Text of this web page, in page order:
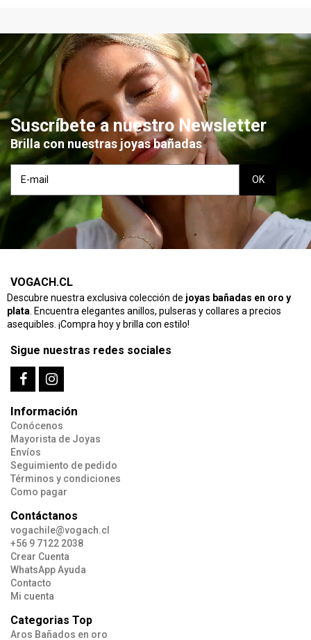
Suscríbete a nuestro Newsletter
Brilla con nuestras joyas bañadas
VOGACH.CL
Descubre nuestra exclusiva colección de joyas bañadas en oro y
plata . Encuentra elegantes anillos, pulseras y collares a precios
asequibles. ¡Compra hoy y brilla con estilo!
Sigue nuestras redes sociales
Información
Conócenos
Mayorista de Joyas
Envíos
Seguimiento de pedido
Términos y condiciones
Como pagar
Contáctanos
vogachile@vogach.cl
+56 9 7122 2038
Crear Cuenta
WhatsApp Ayuda
Contacto
Mi cuenta
Categorias Top
Aros Bañados en oro